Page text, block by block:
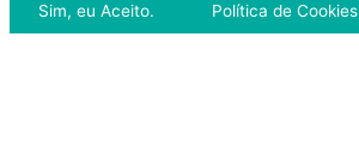
Sim, eu Aceito.
Política de Cookies